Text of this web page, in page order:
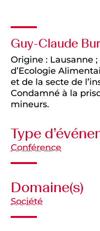
Guy-Claude
Origine : Lausanne
d’Ecologie
et de la secte de
Condamné à la
mineurs.
Type
Conférence
Domaine(s)
Société